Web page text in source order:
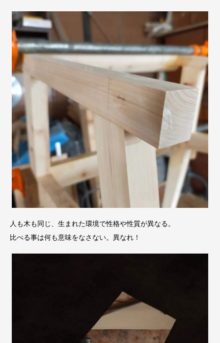
人も木も同じ、生まれた環境で性格や性質が異なる。
比べる事は何も意味をなさない。異なれ！